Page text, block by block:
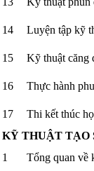
14
Luyện tập kỹ
15
Kỹ thuật căng
16
Thực hành
17
Thi kết thúc
KỸ THUẬT TẠO
1
Tổng quan về